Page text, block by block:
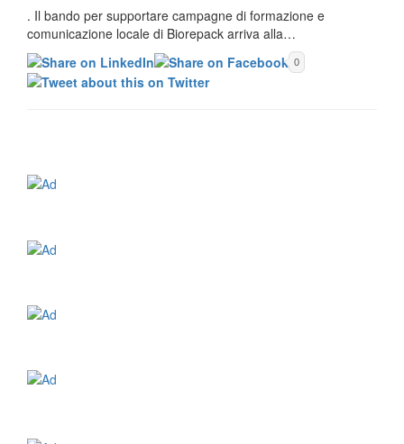
. Il bando per supportare campagne di formazione e
comunicazione locale di Biorepack arriva alla…
0